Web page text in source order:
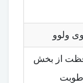
ولوو
از بخش